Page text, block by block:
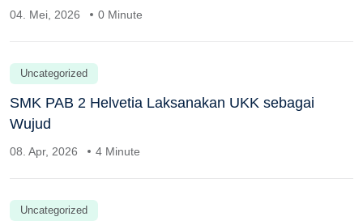
04. Mei, 2026 0 Minute
Uncategorized
SMK PAB 2 Helvetia Laksanakan UKK sebagai
Wujud
08. Apr, 2026 4 Minute
Uncategorized